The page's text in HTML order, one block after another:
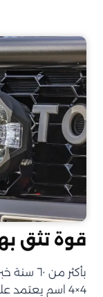
قوة تثق
4×4 اسم